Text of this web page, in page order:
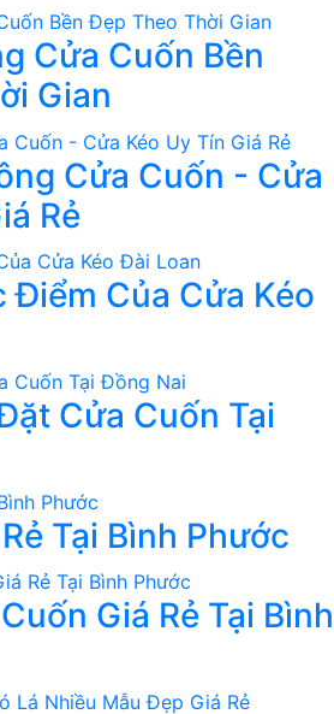
Cửa Cuốn Bền
Gian
Cửa Cuốn - Cửa
Rẻ
Điểm Của Cửa Kéo
Cửa Cuốn Tại
Tại Bình Phước
Giá Rẻ Tại Bình